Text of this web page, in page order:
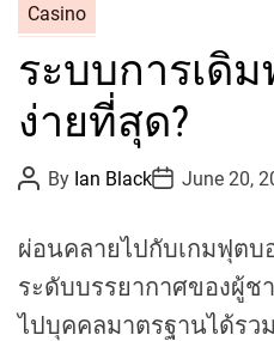
a
t
g
r
e
s
Casino
ระบบการเดิ
ง่ายที่สุด?
P
o
A
t
h
o
By Ian BlackP
o
D
t
June 20,
ผ่อนคลายไปกับเกมฟุตบ
ระดับบรรยากาศของผู้ช
ไปบุคคลมาตรฐานได้รว